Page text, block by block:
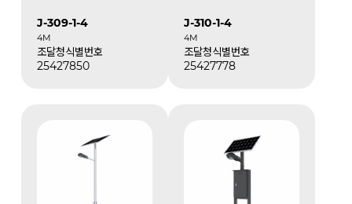
J-309-1-4
4M
조달청식별번호
25427850
J-310-1-4
4M
조달청식별번호
25427778